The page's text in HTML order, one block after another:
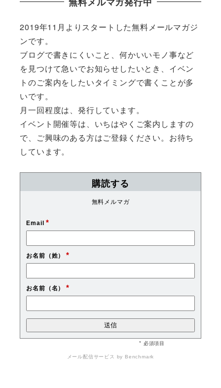
2019年11月よりスタートした無料メールマガジ
ンです。
ブログで書きにくいこと、何かいいモノ事など
を見つけて急いでお知らせしたいとき、イベン
トのご案内をしたいタイミングで書くことが多
いです。
月一回程度は、発行しています。
イベント開催等は、いちはやくご案内しますの
で、ご興味のある方はご登録ください。お待ち
しています。
購読する
無料メルマガ
Email*
お名前（姓） *
お名前（名） *
* 必須項目
メール配信サービス by Benchmark